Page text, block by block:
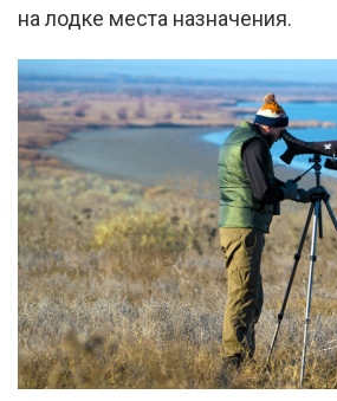
на лодке места назначения.